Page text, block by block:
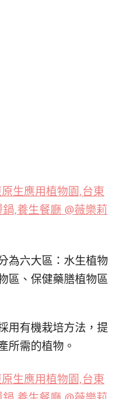
為六大區：水生植物
區、保健藥膳植物區
用有機栽培方法，提
所需的植物。